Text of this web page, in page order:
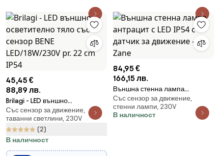
45,45 €
88,89 лв.
Brilagi - LED външно
осветително тяло със сензор
BENE LED/18W/230V pr. 22 cm
IP54
Със сензор за движение,
таванни светлини, 230V
(2)
В наличност
84,95 €
166,15 лв.
Външна стенна лампа
антрацит с LED IP54 с датчик за
движение - Zane
Със сензор за движение,
стенни лампи, 230V
В наличност